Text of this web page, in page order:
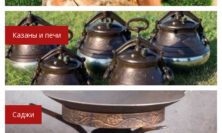
Казаны и печи
Саджи